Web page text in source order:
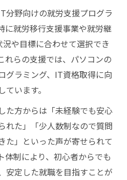
分野向けの就労支援プログラ
に就労移行支援事業や就労継
や目標に合わせて選択でき
れらの支援では、パソコンの
グラミング、IT資格取得に向
います。
た方からは「未経験でも安心
れた」「少人数制なので質問
た」といった声が寄せられて
体制により、初心者からでも
安定した就職を目指すことが